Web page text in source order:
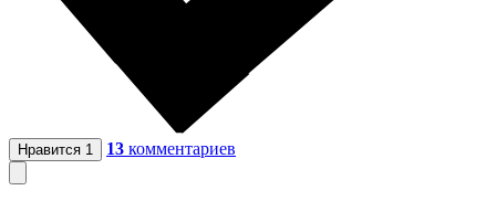
Нравится 1 13 комментариев